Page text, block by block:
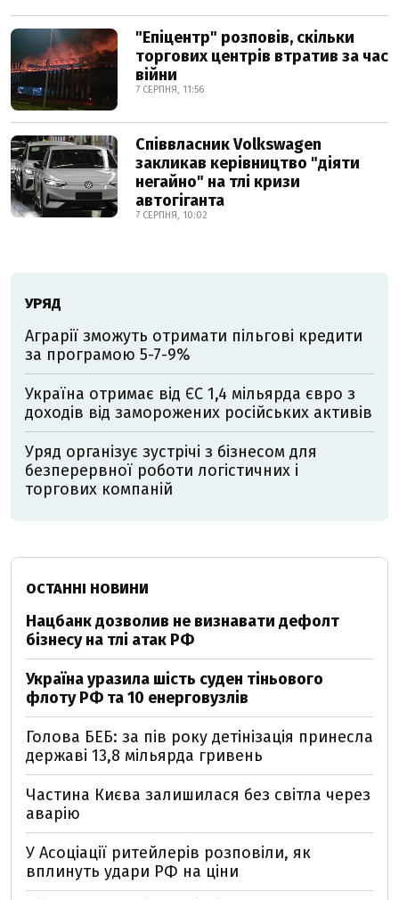
"Епіцентр" розповів, скільки
торгових центрів втратив за час
війни
7 СЕРПНЯ, 11:56
Співвласник Volkswagen
закликав керівництво "діяти
негайно" на тлі кризи
автогіганта
7 СЕРПНЯ, 10:02
УРЯД
Аграрії зможуть отримати пільгові кредити
за програмою 5-7-9%
Україна отримає від ЄС 1,4 мільярда євро з
доходів від заморожених російських активів
Уряд організує зустрічі з бізнесом для
безперервної роботи логістичних і
торгових компаній
ОСТАННІ НОВИНИ
Нацбанк дозволив не визнавати дефолт
бізнесу на тлі атак РФ
Україна уразила шість суден тіньового
флоту РФ та 10 енерговузлів
Голова БЕБ: за пів року детінізація принесла
державі 13,8 мільярда гривень
Частина Києва залишилася без світла через
аварію
У Асоціації ритейлерів розповіли, як
вплинуть удари РФ на ціни